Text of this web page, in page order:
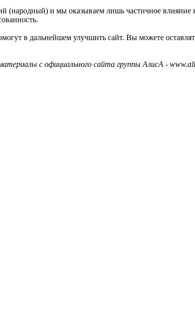
(народный) и мы оказываем лишь частичное
в дальнейшем улучшить сайт. Вы можете
с официального сайта группы АлисА -